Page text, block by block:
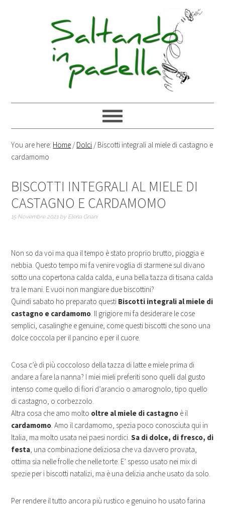
You are here: Home /Dolci /Biscotti integrali al miele di castagno e
cardamomo
BISCOTTI INTEGRALI AL MIELE DI
CASTAGNO E CARDAMOMO
15 Novembre 2021by Elena Gnani
Non so da voi ma qua il tempo è stato proprio brutto, pioggia e
nebbia. Questo tempo mi fa venire voglia di starmene sul divano
sotto una copertona calda calda, e una bella tazza di tisana calda
tra le mani. E vuoi non mangiare due biscottini?
Quindi sabato ho preparato questi Biscotti integrali al miele di
castagno e cardamomo. Il grigiore mi fa desiderare le cose
semplici, casalinghe e genuine, come questi biscotti che sono una
dolce coccola per il pancino e per il cuore.
Cosa c’è di più coccoloso della tazza di latte e miele prima di
andare a fare la nanna? I miei mieli preferiti sono quelli dal gusto
intenso come quello di fiori d’arancio o amarognolo, tipo quello
di castagno, o corbezzolo.
Altra cosa che amo molto oltre al miele di castagno è il
cardamomo. Amo il cardamomo, spezia poco conosciuta qui in
Italia, ma molto usata nei paesi nordici.Sa di dolce, di fresco, di
festa, una combinazione deliziosa che va davvero provata,
ottima sia nelle frolle che nelle torte. E’ spesso usato nei mix di
spezie per i biscotti natalizi, ma è una delizia anche usato da solo.
Per rendere il tutto ancora più rustico e genuino ho usato farina